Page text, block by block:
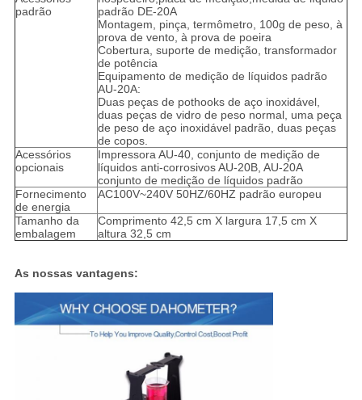
padrão
padrão DE-20A
Montagem, pinça, termômetro, 100g de peso, à
prova de vento, à prova de poeira
Cobertura, suporte de medição, transformador
de potência
Equipamento de medição de líquidos padrão
AU-20A:
Duas peças de pothooks de aço inoxidável,
duas peças de vidro de peso normal, uma peça
de peso de aço inoxidável padrão, duas peças
de copos.
Acessórios
opcionais
Impressora AU-40, conjunto de medição de
líquidos anti-corrosivos AU-20B, AU-20A
conjunto de medição de líquidos padrão
Fornecimento
de energia
AC100V~240V 50HZ/60HZ padrão europeu
Tamanho da
embalagem
Comprimento 42,5 cm X largura 17,5 cm X
altura 32,5 cm
As nossas vantagens: